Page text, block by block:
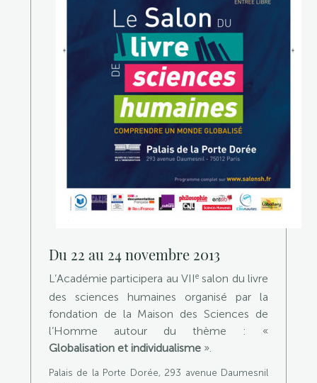
Du 22 au 24 novembre 2013
L’Académie participera au VIIe salon du livre
des sciences humaines organisé par la
fondation de la Maison des Sciences de
l’Homme autour du thème : «
Globalisation et individualisme».
Palais de la Porte Dorée, 293 avenue Daumesnil